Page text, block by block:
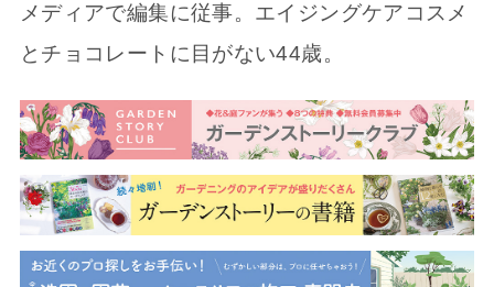
メディアで編集に従事。エイジングケアコスメ
とチョコレートに目がない44歳。